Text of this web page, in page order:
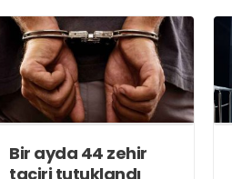
Bir ayda 44 zehir
taciri tutuklandı